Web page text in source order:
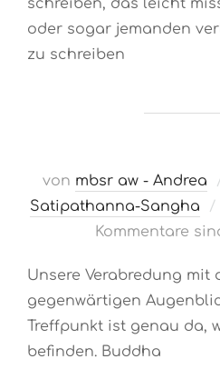
schreiben, das leicht
oder sogar jemanden
zu schreiben
von mbsr aw - Andrea
Satipathanna-Sangha
Kommentare
Unsere Verabredung mit
gegenwärtigen
Treffpunkt ist genau da,
befinden. Buddha